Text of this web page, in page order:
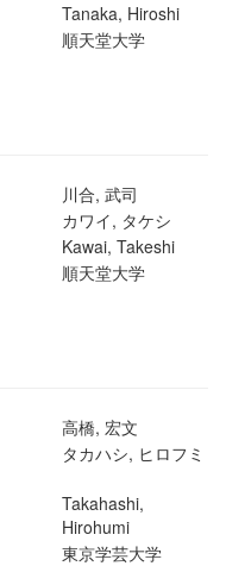
Tanaka, Hiroshi
順天堂大学
川合, 武司
カワイ, タケシ
Kawai, Takeshi
順天堂大学
高橋, 宏文
タカハシ, ヒロフミ
Takahashi,
Hirohumi
東京学芸大学